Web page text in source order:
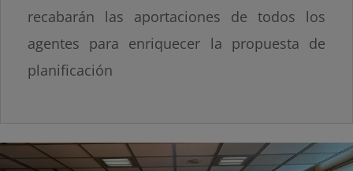
recabarán las aportaciones de todos los
agentes para enriquecer la propuesta de
planificación